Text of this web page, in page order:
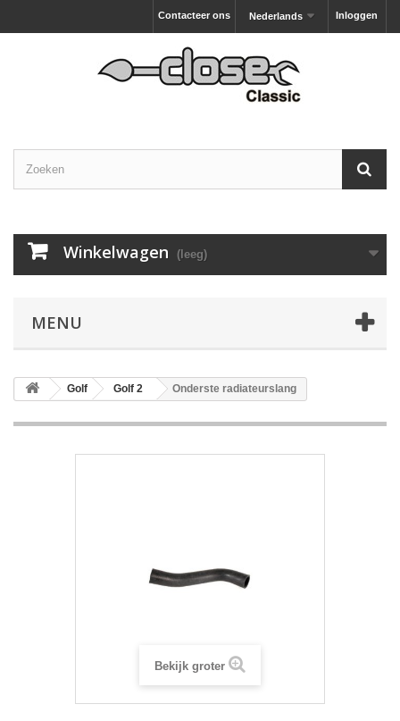
Inloggen
Nederlands
Contacteer ons
Winkelwagen (leeg)
MENU
Golf Golf 2 Onderste radiateurslang
Bekijk groter